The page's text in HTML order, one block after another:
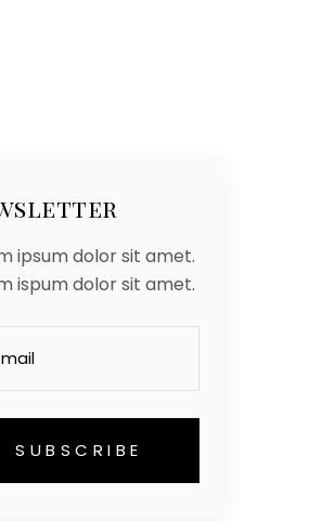
ipsum dolor sit amet.
ispum dolor sit amet.